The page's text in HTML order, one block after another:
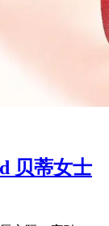
贝蒂女士